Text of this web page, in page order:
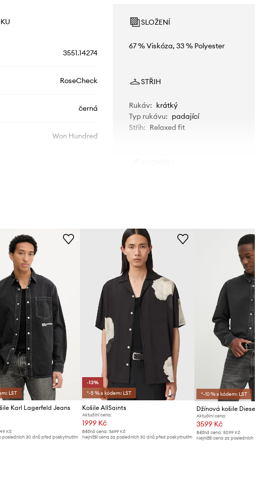
3551.14274
RoseCheck
černá
Won Hundred
SLOŽENÍ
67 % Viskóza, 33 % Polyester
STŘIH
Rukáv: krátký
Typ rukávu: padající
Střih: Relaxed fit
Doporučujeme zvolit velikost, kterou
běžně nosíte.
Tabulka velikosti
LST
Karl Lagerfeld Jeans
Kč
posledních 30 dnů před poskytnutím
-13%
*-5 % s kódem: LST
Košile AllSaints
Aktuální cena:
1999 Kč
Běžná cena:3699 Kč
Nejnižší cena za posledních 30 dnů před poskytnutím
*-10 % s kódem: LST
Aktuální cena:
3599 Kč
Běžná cena: 5099 Kč
Nejnižší cena za posledních 30 dnů